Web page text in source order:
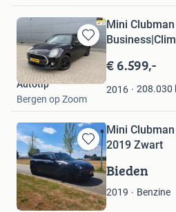
Bewaren
in
Mijn
Favorieten
Mini
€ 6.599,-
2016 208.030
Autotip
Bergen op Zoom
Bewaren
in
Mijn
Favorieten
Mini
2019 Zwart
Bieden
2019 Benzine
Paulus Dijkstra
Dedemsvaart